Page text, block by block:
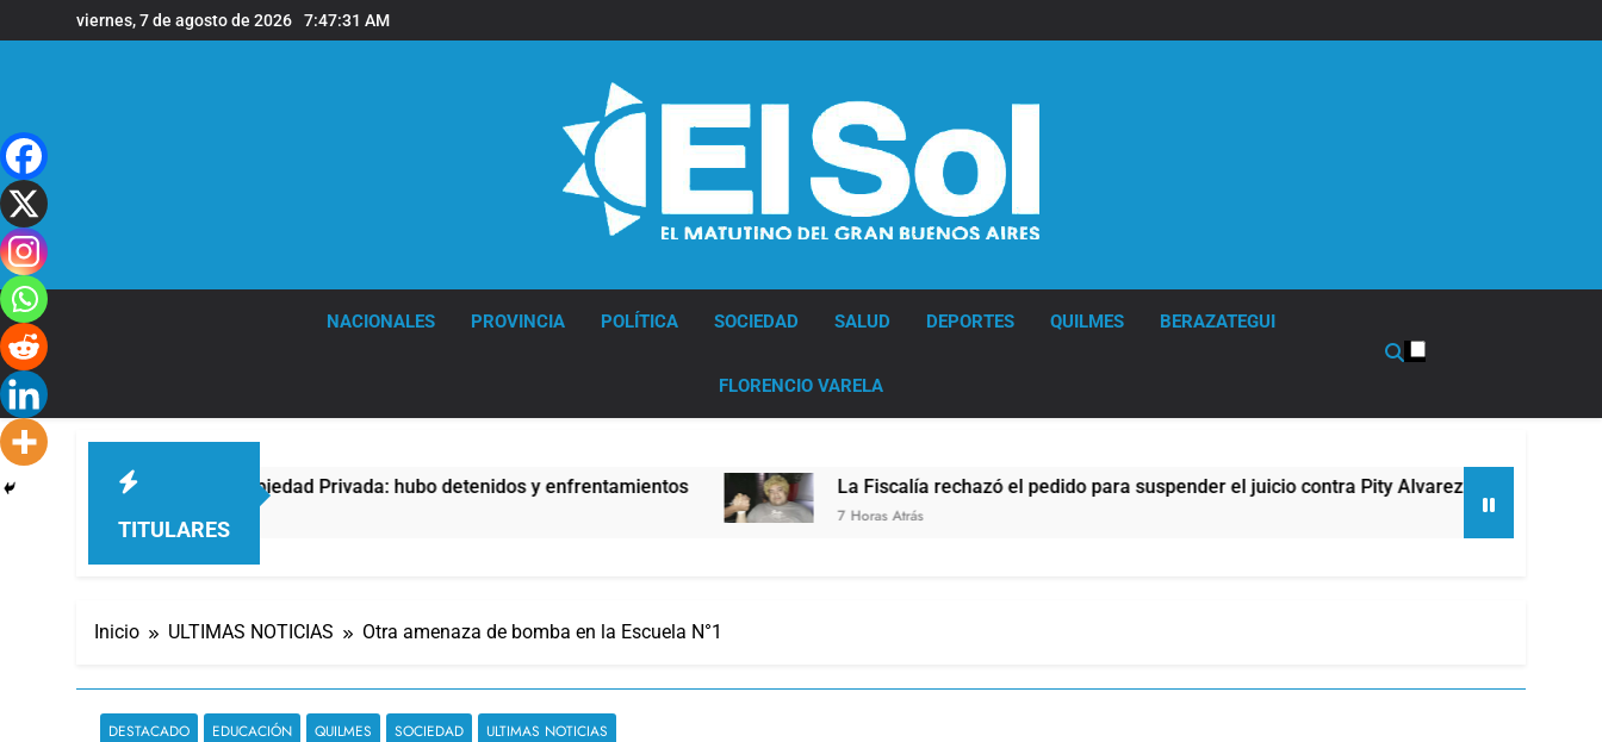
al
viernes, 7 de agosto de 2026 7:47:32 AM
NACIONALES PROVINCIA POLÍTICA SOCIEDAD SALUD DEPORTES QUILMES BERAZATEGUI
FLORENCIO VARELA
TITULARES
la Ley de Propiedad Privada: hubo detenidos y enfrentamientos La Fiscalía rechazó el pedido para suspender el juicio contra Pity Alvarez
7 Horas Atrás
Inicio ULTIMAS NOTICIAS Otra amenaza de bomba en la Escuela N°1
DESTACADO EDUCACIÓN QUILMES SOCIEDAD ULTIMAS NOTICIAS